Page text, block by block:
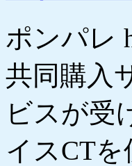
ポンパレ
共同購入
ビスが受
イスCT